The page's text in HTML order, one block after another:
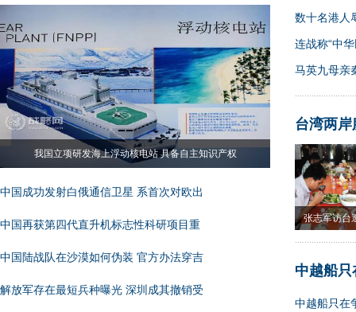
我国立项研发海上浮动核电站 具备自主知识产权
中国成功发射白俄通信卫星 系首次对欧出
中国再获第四代直升机标志性科研项目重
中国陆战队在沙漠如何伪装 官方办法穿吉
解放军存在最短兵种曝光 深圳成其撤销受
数十名港人
连战称“中
马英九母亲
台湾两
张志军访台
果
中越船
中越船只在